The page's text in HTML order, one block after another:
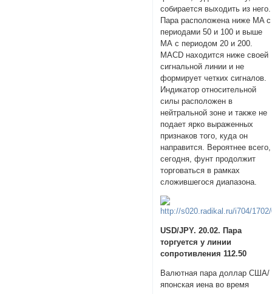
собирается выходить из него.
Пара расположена ниже MA с
периодами 50 и 100 и выше
МА с периодом 20 и 200.
MACD находится ниже своей
сигнальной линии и не
формирует четких сигналов.
Индикатор относительной
силы расположен в
нейтральной зоне и также не
подает ярко выраженных
признаков того, куда он
направится. Вероятнее всего,
сегодня, фунт продолжит
торговаться в рамках
сложившегося диапазона.
USD/JPY. 20.02. Пара
торгуется у линии
сопротивления 112.50
Валютная пара доллар США/
японская иена во время